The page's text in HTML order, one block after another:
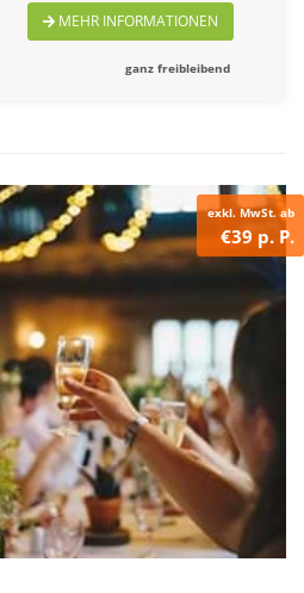
MEHR INFORMATIONEN
ganz freibleibend
exkl. MwSt. ab
€39 p. P.